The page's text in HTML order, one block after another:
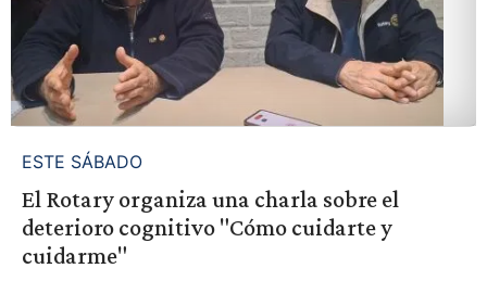
ESTE SÁBADO
El Rotary organiza una charla sobre el
deterioro cognitivo "Cómo cuidarte y
cuidarme"